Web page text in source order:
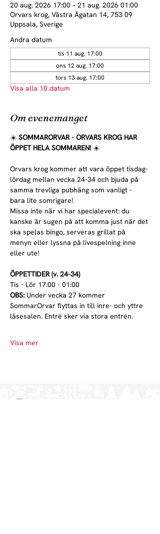
20 aug. 2026 17:00 – 21 aug. 2026 01:00
Orvars krog, Västra Ågatan 14, 753 09
Uppsala, Sverige
Andra datum
tis 11 aug. 17:00
ons 12 aug. 17:00
tors 13 aug. 17:00
Visa alla 10 datum
Om evenemanget
☀️ SOMMARORVAR - ORVARS KROG HAR
ÖPPET HELA SOMMAREN! ☀️
Orvars krog kommer att vara öppet tisdag-
lördag mellan vecka 24-34 och bjuda på
samma trevliga pubhäng som vanligt -
bara lite somrigare!
Missa inte när vi har specialevent: du
kanske är sugen på att komma just när det
ska spelas bingo, serveras grillat på
menyn eller lyssna på livespelning inne
eller ute!
ÖPPETTIDER (v. 24-34)
Tis - Lör 17:00 - 01:00
OBS: Under vecka 27 kommer
SommarOrvar flyttas in till inre- och yttre
läsesalen. Entré sker via stora entrén.
Visa mer